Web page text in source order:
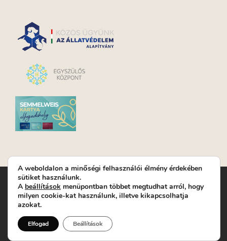
Turay Ida Színház Közhasznú Nonprofit Kft. | Működési
helyszín: Turay Ida Színház 1089 Budapest, Kálvária tér 6. |
Levelezési cím: 1089 Budapest, Kálvária tér 14. | Titkárság:
Jegyrendelés: +36-70/607-2620
A weboldalon a minőségi felhasználói élmény érdekében
sütiket használunk.
A beállítások menüpontban többet megtudhat arról, hogy
milyen cookie-kat használunk, illetve kikapcsolhatja
azokat.
Elfogad Beállítások